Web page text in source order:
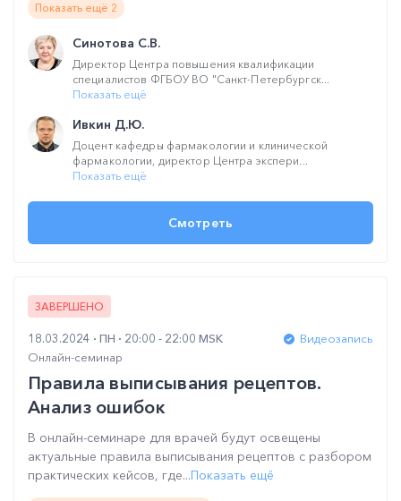
Показать ещё 2
Синотова С.В.
Директор Центра повышения квалификации
специалистов ФГБОУ ВО "Санкт-Петербургск...
Показать ещё
Ивкин Д.Ю.
Доцент кафедры фармакологии и клинической
фармакологии, директор Центра экспери...
Показать ещё
Смотреть
ЗАВЕРШЕНО
18.03.2024 ПН 20:00 - 22:00 MSK
Видеозапись
Онлайн-семинар
Правила выписывания рецептов.
Анализ ошибок
В онлайн-семинаре для врачей будут освещены
актуальные правила выписывания рецептов с разбором
практических кейсов, где...Показать ещё